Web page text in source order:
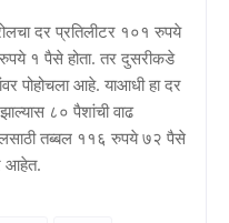
दर प्रतिलीटर १०१ रुपये
१ पैसे होता. तर दुसरीकडे
पोहोचला आहे. याआधी हा दर
८० पैशांची वाढ
तब्बल ११६ रुपये ७२ पैसे
आहेत.